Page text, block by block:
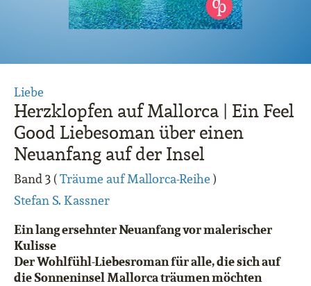
Herzklopfen auf Mallorca | Ein Feel
Good Liebesoman über einen
Neuanfang auf der Insel
Band 3 (Träume auf Mallorca-Reihe )
Stefan S. Kassner
Liebe
Ein lang ersehnter Neuanfang vor malerischer
Kulisse
Der Wohlfühl-Liebesroman für alle, die sich auf
die Sonneninsel Mallorca träumen möchten